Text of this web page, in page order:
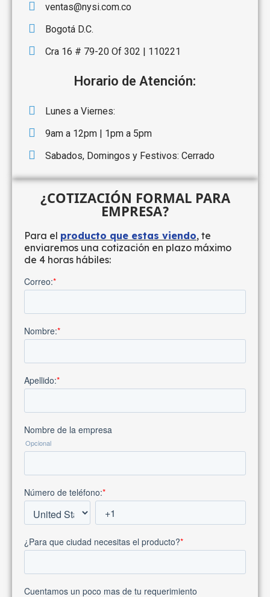
ventas@nysi.com.co
Bogotá D.C.
Cra 16 # 79-20 Of 302 | 110221
Horario de Atención:
Lunes a Viernes:
9am a 12pm | 1pm a 5pm
Sabados, Domingos y Festivos: Cerrado
¿COTIZACIÓN FORMAL PARA
EMPRESA?
Para el producto que estas viendo, te
enviaremos una cotización en plazo máximo
de 4 horas hábiles: